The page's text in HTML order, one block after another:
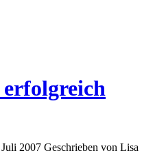
2007 Geschrieben von Lisa